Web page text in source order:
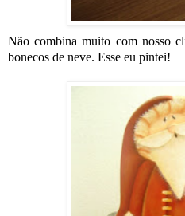
Não combina muito com nosso
bonecos de neve. Esse eu pintei!